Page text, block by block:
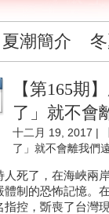
夏潮簡介
【第165期
了」就不會
十二月 19, 2017 |
了」就不會離我們
人死了，在海峽兩
體制的恐怖記憶。
指控，斲喪了台灣